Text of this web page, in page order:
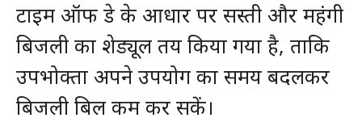
टाइम ऑफ डे के आधार पर सस्ती और महंगी
बिजली का शेड्यूल तय किया गया है, ताकि
उपभोक्ता अपने उपयोग का समय बदलकर
बिजली बिल कम कर सकें।